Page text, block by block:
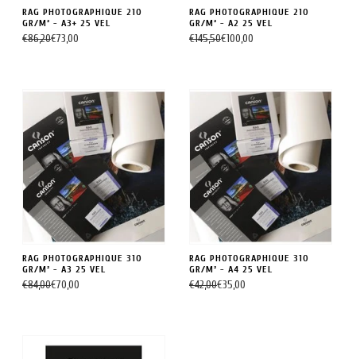
RAG PHOTOGRAPHIQUE 210
GR/M² - A3+ 25 VEL
€86,20€73,00
RAG PHOTOGRAPHIQUE 210
GR/M² - A2 25 VEL
€145,50€100,00
RAG PHOTOGRAPHIQUE 310
GR/M² - A3 25 VEL
€84,00€70,00
RAG PHOTOGRAPHIQUE 310
GR/M² - A4 25 VEL
€42,00€35,00